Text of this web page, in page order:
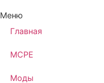
Меню
Главная
MCPE
Моды